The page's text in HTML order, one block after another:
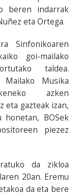
beren indarrak
eta Ortega.
Sinfonikoaren
goi-mailako
taldea.
Musika
azken
eta gazteak izan,
honetan, BOSek
piezez
da zikloa
20an. Eremu
da eta bere